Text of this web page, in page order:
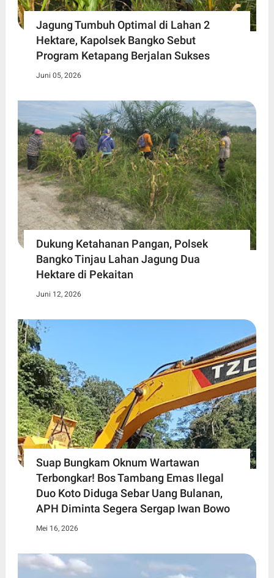
Jagung Tumbuh Optimal di Lahan 2
Hektare, Kapolsek Bangko Sebut
Program Ketapang Berjalan Sukses
Juni 05, 2026
Dukung Ketahanan Pangan, Polsek
Bangko Tinjau Lahan Jagung Dua
Hektare di Pekaitan
Juni 12, 2026
Suap Bungkam Oknum Wartawan
Terbongkar! Bos Tambang Emas Ilegal
Duo Koto Diduga Sebar Uang Bulanan,
APH Diminta Segera Sergap Iwan Bowo
Mei 16, 2026